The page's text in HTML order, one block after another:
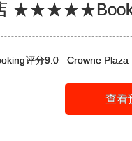
店
评分9.0 Crowne Plaza
查看